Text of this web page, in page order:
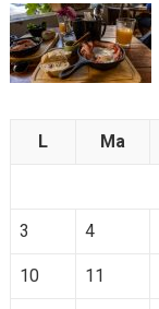
L Ma
3 4
10 11